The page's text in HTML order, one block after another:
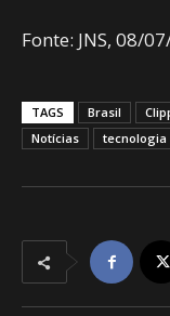
Fonte: JNS, 08/
TAGS Brasil
Notícias
tecnologia